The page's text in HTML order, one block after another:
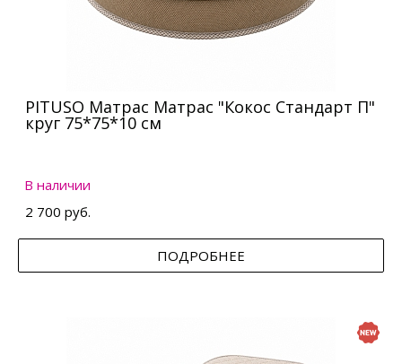
PITUSO Матрас Матрас "Кокос Стандарт П"
круг 75*75*10 см
В наличии
2 700 руб.
ПОДРОБНЕЕ